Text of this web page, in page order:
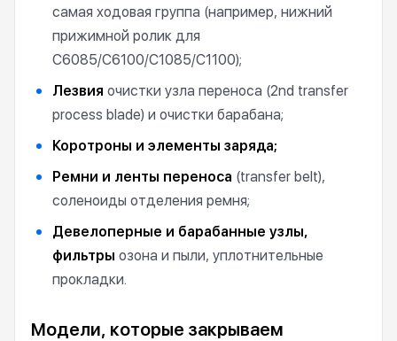
самая ходовая группа (например, нижний
прижимной ролик для
C6085/C6100/C1085/C1100);
Лезвия очистки узла переноса (2nd transfer
process blade) и очистки барабана;
Коротроны и элементы заряда;
Ремни и ленты переноса (transfer belt),
соленоиды отделения ремня;
Девелоперные и барабанные узлы,
фильтры озона и пыли, уплотнительные
прокладки.
Модели, которые закрываем